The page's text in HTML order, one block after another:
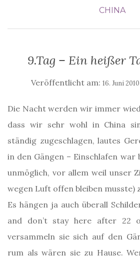
CHINA
9.Tag – Ein heißer
Veröffentlicht am: 16. Juni 2010
Die Nacht werden wir immer
dass wir sehr wohl in China
ständig zugeschlagen, lautes
in den Gängen – Einschlafen war
unmöglich, vor allem weil unser
wegen Luft offen bleiben musste)
Es hängen ja auch überall
and don’t stay here after 22
versammeln sie sich auf den
rum als wären sie zu Hause.